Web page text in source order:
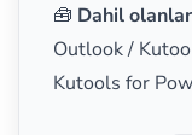
🧰 Dahil olanlar
Outlook /
Kutools for